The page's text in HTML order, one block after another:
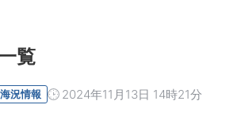
覧
海況情報 2024年11月13日 14時21分